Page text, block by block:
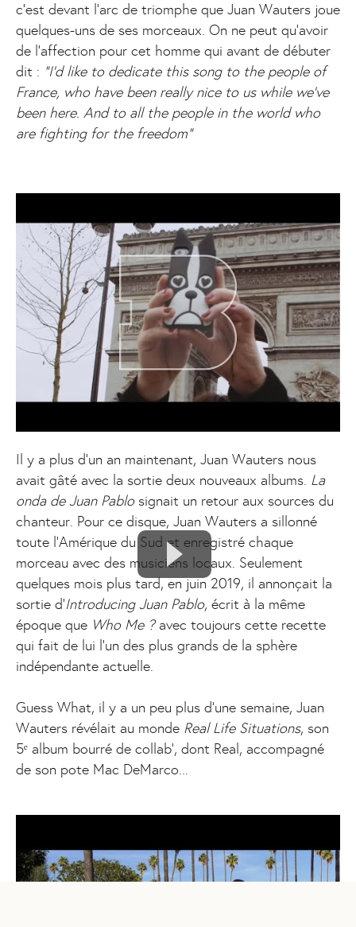
c’est devant l’arc de triomphe que Juan Wauters joue
quelques-uns de ses morceaux. On ne peut qu’avoir
de l’affection pour cet homme qui avant de débuter
dit : “I’d like to dedicate this song to the people of
France, who have been really nice to us while we’ve
been here. And to all the people in the world who
are fighting for the freedom”
Il y a plus d'un an maintenant, Juan Wauters nous
avait gâté avec la sortie deux nouveaux albums. La
onda de Juan Pablosignait un retour aux sources du
chanteur. Pour ce disque, Juan Wauters a sillonné
toute l'Amérique du Sud et enregistré chaque
morceau avec des musiciens locaux. Seulement
quelques mois plus tard, en juin 2019, il annonçait la
sortie d’Introducing Juan Pablo, écrit à la même
époque que Who Me ?avec toujours cette recette
qui fait de lui l’un des plus grands de la sphère
indépendante actuelle.
Guess What, il y a un peu plus d'une semaine, Juan
Wauters révélait au monde Real Life Situations, son
5ᵉ album bourré de collab', dont Real, accompagné
de son pote Mac DeMarco...